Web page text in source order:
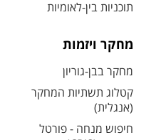
תוכניות בין-לאומיות
מחקר ויזמות
מחקר בבן-גוריון
קטלוג תשתיות המחקר
(אנגלית)
חיפוש מנחה - פורטל